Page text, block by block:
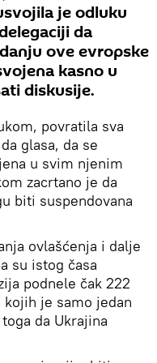
je odluku
da
ove evropske
kasno u
diskusije.
povratila sva
glasa, da se
u svim njenim
zacrtano je da
biti suspendovana
ovlašćenja i dalje
su istog časa
podnele čak 222
kojih je samo jedan
da Ukrajina